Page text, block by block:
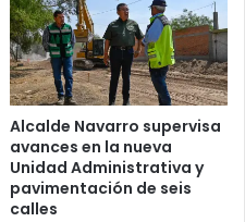
Alcalde Navarro supervisa
avances en la nueva
Unidad Administrativa y
pavimentación de seis
calles